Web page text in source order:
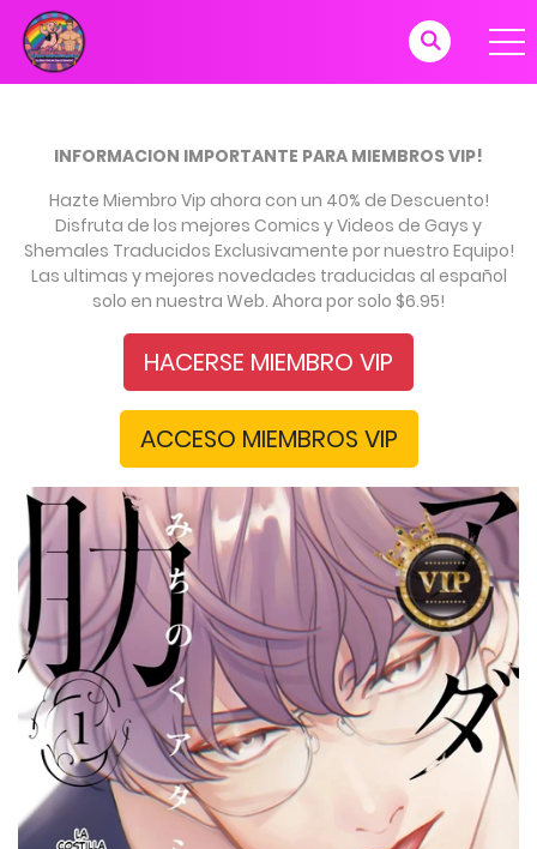
INFORMACION IMPORTANTE PARA MIEMBROS VIP!
Hazte Miembro Vip ahora con un 40% de Descuento!
Disfruta de los mejores Comics y Videos de Gays y
Shemales Traducidos Exclusivamente por nuestro Equipo!
Las ultimas y mejores novedades traducidas al español
solo en nuestra Web. Ahora por solo $6.95!
HACERSE MIEMBRO VIP
ACCESO MIEMBROS VIP